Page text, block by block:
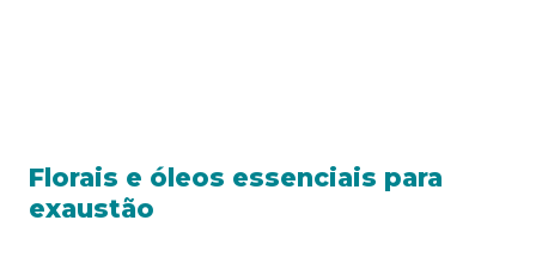
Florais e óleos essenciais para
exaustão